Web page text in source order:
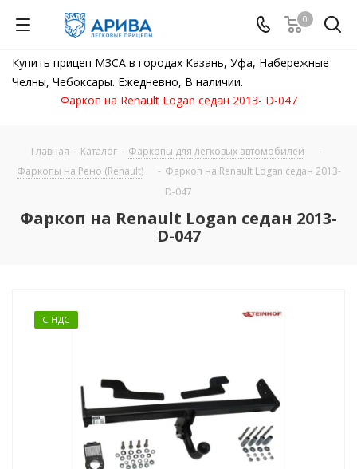
0
Купить прицеп МЗСА в городах Казань, Уфа, Набережные
Челны, Чебоксары. Ежедневно, В наличии.
Фаркоп на Renault Logan седан 2013- D-047
Главная - Каталог - Фаркопы для легковых автомобилей
-
Фаркопы на Рено (Renault)
- Фаркоп на Renault Logan седан 2013-
D-047
Фаркоп на Renault Logan седан 2013-
D-047
С НДС